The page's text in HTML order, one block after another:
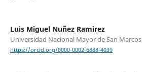
Luis Miguel Nuñez Ramirez
Universidad Nacional Mayor de San Marcos
https://orcid.org/0000-0002-6888-4039